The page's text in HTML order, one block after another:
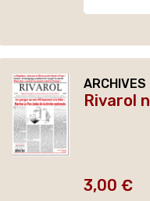
Rivarol
Prix
3,00 €